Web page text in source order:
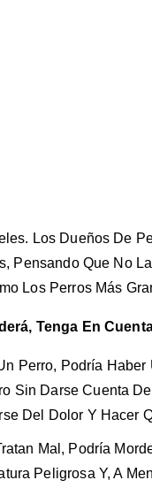
Los Dueños De
Pensando Que No
Los Perros
Tenga En
Perro, Podría
Sin Darse Cuenta
Del Dolor Y Hacer
Mal, Podría
Peligrosa Y, A